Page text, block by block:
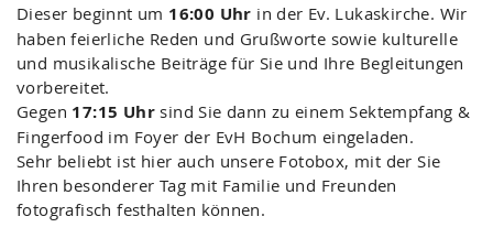
Dieser beginnt um 16:00 Uhr in der Ev. Lukaskirche. Wir
haben feierliche Reden und Grußworte sowie kulturelle
und musikalische Beiträge für Sie und Ihre Begleitungen
vorbereitet.
Gegen 17:15 Uhrsind Sie dann zu einem Sektempfang &
Fingerfood im Foyer der EvH Bochum eingeladen.
Sehr beliebt ist hier auch unsere Fotobox, mit der Sie
Ihren besonderer Tag mit Familie und Freunden
fotografisch festhalten können.